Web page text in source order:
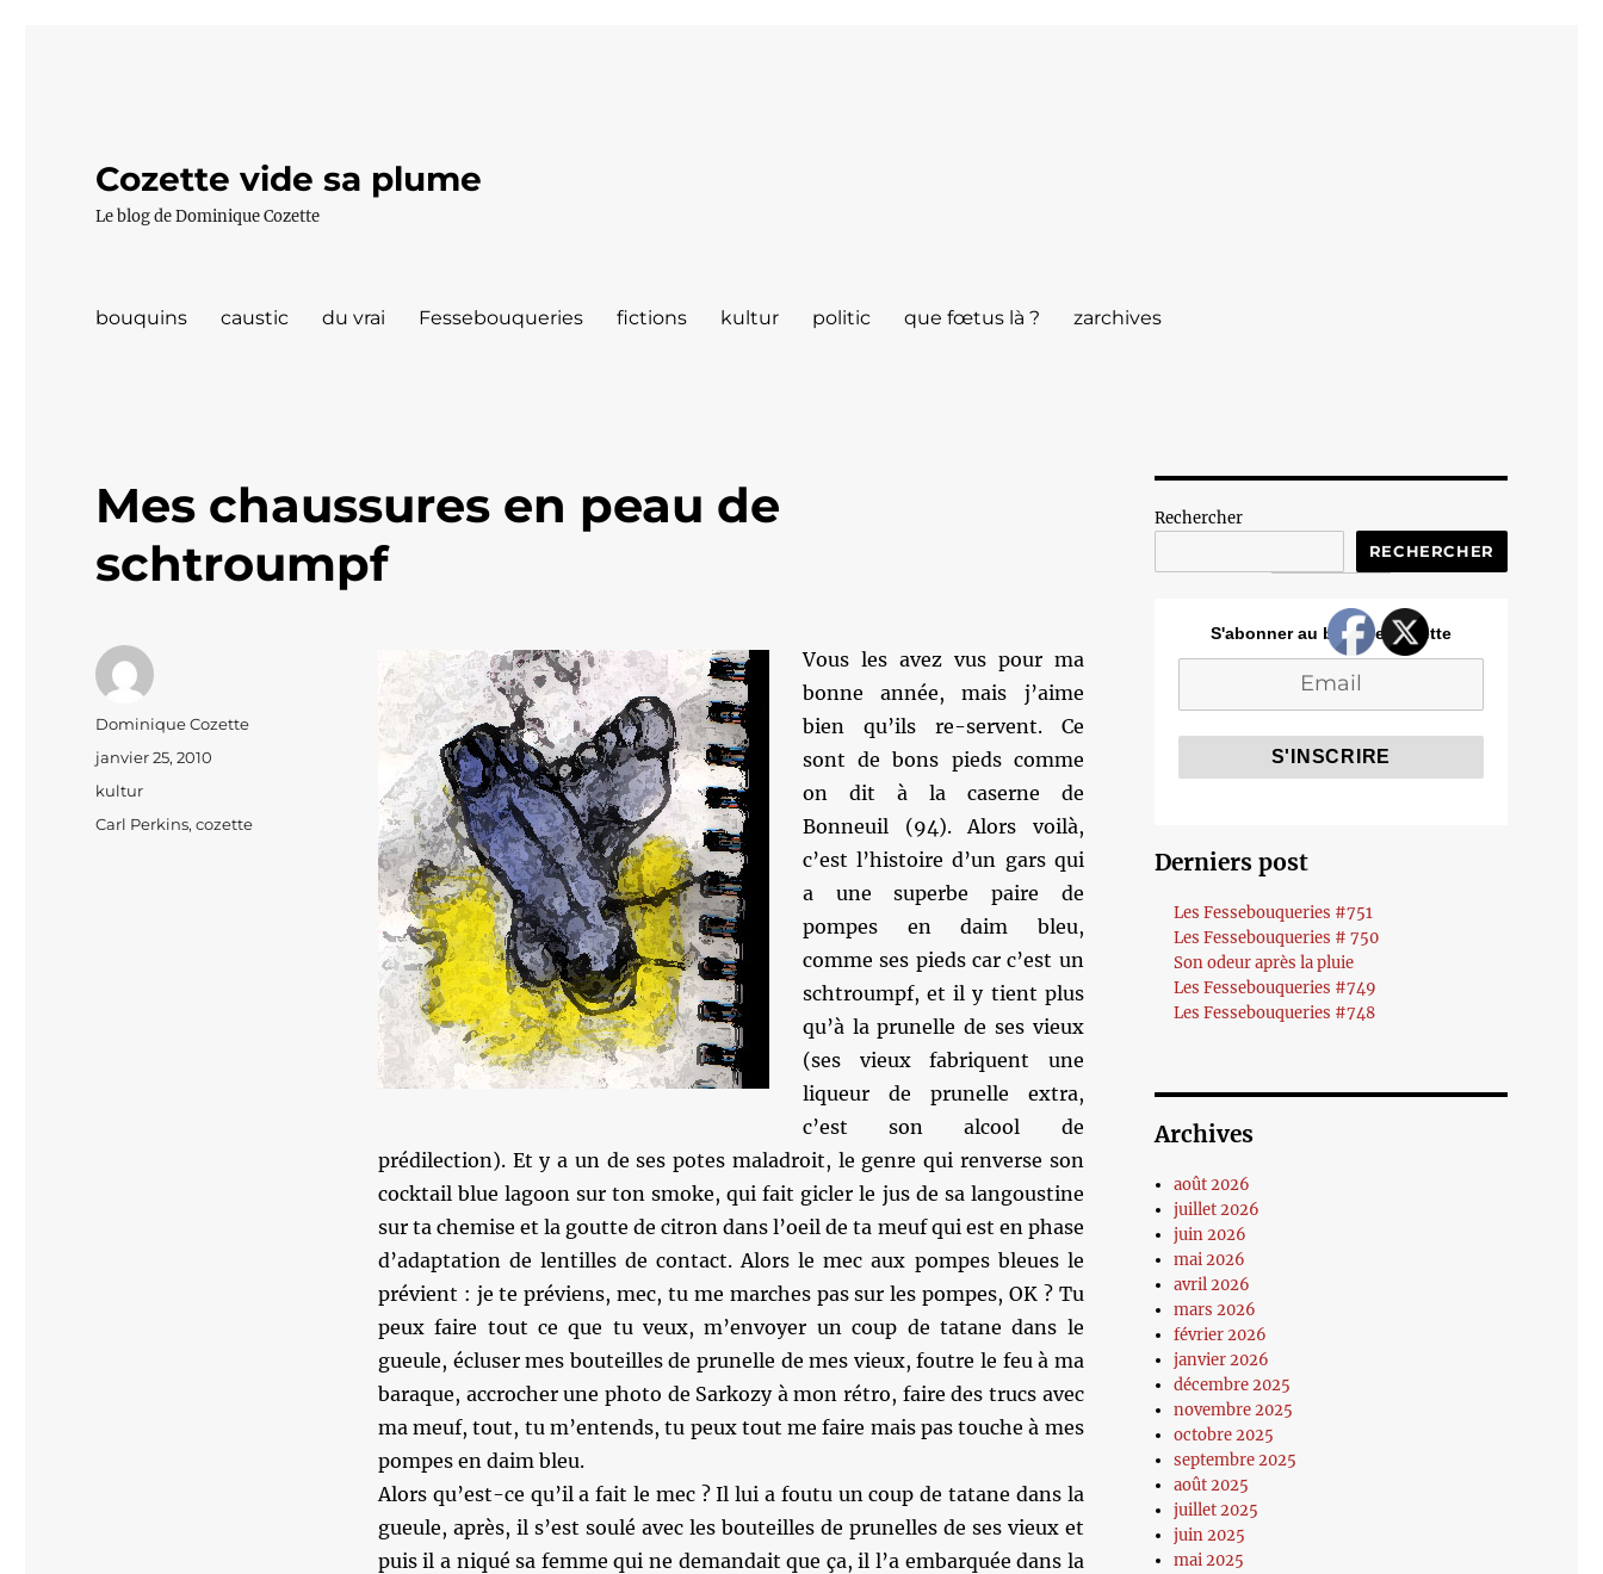
Cozette vide sa plume
Le blog de Dominique Cozette
bouquins caustic du vrai Fessebouqueries fictions kultur politic que fœtus là ? zarchives
Mes chaussures en peau de
schtroumpf
Vous les avez vus pour ma
bonne année, mais j’aime
bien qu’ils re-servent. Ce
sont de bons pieds comme
on dit à la caserne de
Bonneuil (94). Alors voilà,
c’est l’histoire d’un gars qui
a une superbe paire de
pompes en daim bleu,
comme ses pieds car c’est un
schtroumpf, et il y tient plus
qu’à la prunelle de ses vieux
(ses vieux fabriquent une
liqueur de prunelle extra,
c’est son alcool de
prédilection). Et y a un de ses potes maladroit, le genre qui renverse son
cocktail blue lagoon sur ton smoke, qui fait gicler le jus de sa langoustine
sur ta chemise et la goutte de citron dans l’oeil de ta meuf qui est en phase
d’adaptation de lentilles de contact. Alors le mec aux pompes bleues le
prévient : je te préviens, mec, tu me marches pas sur les pompes, OK ? Tu
peux faire tout ce que tu veux, m’envoyer un coup de tatane dans le
gueule, écluser mes bouteilles de prunelle de mes vieux, foutre le feu à ma
baraque, accrocher une photo de Sarkozy à mon rétro, faire des trucs avec
ma meuf, tout, tu m’entends, tu peux tout me faire mais pas touche à mes
pompes en daim bleu.
Alors qu’est-ce qu’il a fait le mec ? Il lui a foutu un coup de tatane dans la
gueule, après, il s’est soulé avec les bouteilles de prunelles de ses vieux et
puis il a niqué sa femme qui ne demandait que ça, il l’a embarquée dans la
Auteur
Dominique Cozette
Publié
le
janvier 25, 2010
Catégories
kultur
Étiquettes
Carl Perkins,cozette
Rechercher
RECHERCHER
S'abonner au blog de Cozette
Derniers post
Les Fessebouqueries #751
Les Fessebouqueries # 750
Son odeur après la pluie
Les Fessebouqueries #749
Les Fessebouqueries #748
Archives
août 2026
juillet 2026
juin 2026
mai 2026
avril 2026
mars 2026
février 2026
janvier 2026
décembre 2025
novembre 2025
octobre 2025
septembre 2025
août 2025
juillet 2025
juin 2025
mai 2025